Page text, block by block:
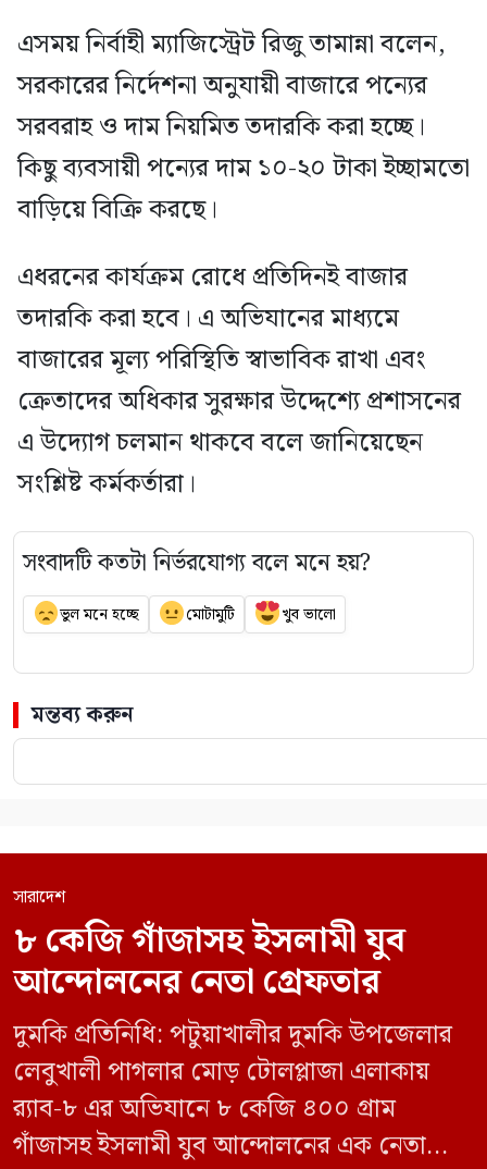
এসময় নির্বাহী ম্যাজিস্ট্রেট রিজু তামান্না বলেন,
সরকারের নির্দেশনা অনুযায়ী বাজারে পন্যের
সরবরাহ ও দাম নিয়মিত তদারকি করা হচ্ছে।
কিছু ব্যবসায়ী পন্যের দাম ১০-২০ টাকা ইচ্ছামতো
বাড়িয়ে বিক্রি করছে।
এধরনের কার্যক্রম রোধে প্রতিদিনই বাজার
তদারকি করা হবে। এ অভিযানের মাধ্যমে
বাজারের মূল্য পরিস্থিতি স্বাভাবিক রাখা এবং
ক্রেতাদের অধিকার সুরক্ষার উদ্দেশ্যে প্রশাসনের
এ উদ্যোগ চলমান থাকবে বলে জানিয়েছেন
সংশ্লিষ্ট কর্মকর্তারা।
সংবাদটি কতটা নির্ভরযোগ্য বলে মনে হয়?
ভুল মনে হচ্ছে মোটামুটি খুব ভালো
মন্তব্য করুন
সারাদেশ
৮ কেজি গাঁজাসহ ইসলামী যুব
আন্দোলনের নেতা গ্রেফতার
দুমকি প্রতিনিধি: পটুয়াখালীর দুমকি উপজেলার
লেবুখালী পাগলার মোড় টোলপ্লাজা এলাকায়
র‍্যাব-৮ এর অভিযানে ৮ কেজি ৪০০ গ্রাম
গাঁজাসহ ইসলামী যুব আন্দোলনের এক নেতাকে